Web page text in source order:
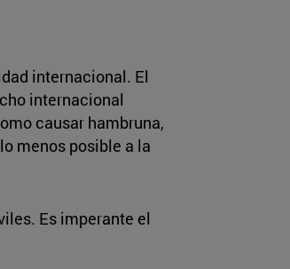
internacional. El
internacional
causar hambruna,
menos posible a la
Es imperante el